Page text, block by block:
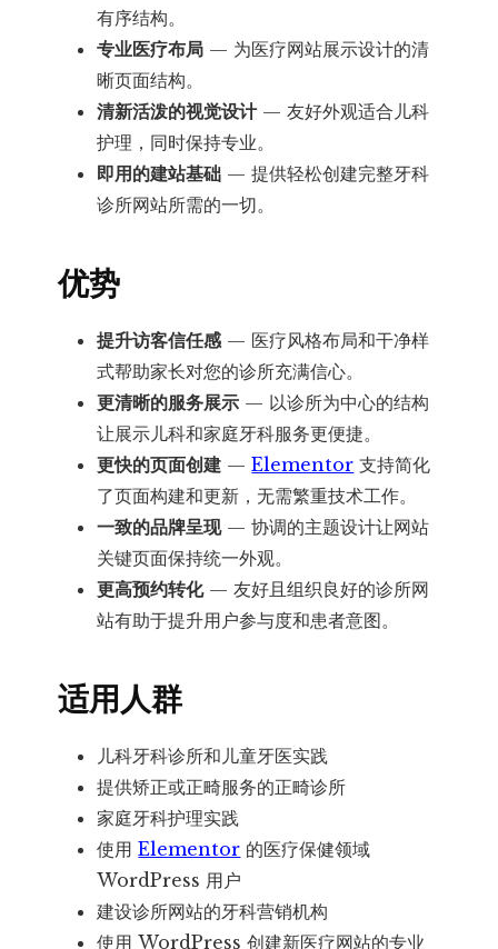
有序结构。
专业医疗布局 — 为医疗网站展示设计的清
晰页面结构。
清新活泼的视觉设计— 友好外观适合儿科
护理，同时保持专业。
即用的建站基础 — 提供轻松创建完整牙科
诊所网站所需的一切。
优势
提升访客信任感— 医疗风格布局和干净样
式帮助家长对您的诊所充满信心。
更清晰的服务展示 — 以诊所为中心的结构
让展示儿科和家庭牙科服务更便捷。
更快的页面创建 —Elementor 支持简化
了页面构建和更新，无需繁重技术工作。
一致的品牌呈现— 协调的主题设计让网站
关键页面保持统一外观。
更高预约转化— 友好且组织良好的诊所网
站有助于提升用户参与度和患者意图。
适用人群
儿科牙科诊所和儿童牙医实践
提供矫正或正畸服务的正畸诊所
家庭牙科护理实践
使用Elementor 的医疗保健领域
WordPress 用户
建设诊所网站的牙科营销机构
使用 WordPress 创建新医疗网站的专业